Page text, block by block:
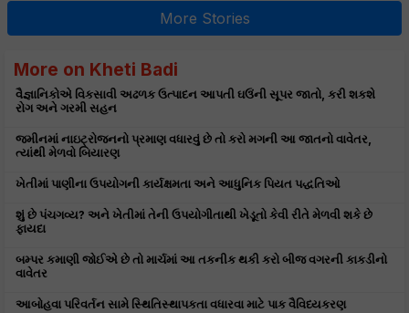
More Stories
More on Kheti Badi
વૈજ્ઞાનિકોએ વિકસાવી અઢળક ઉત્પાદન આપતી ઘઉંની સૂપર જાતો, કરી શકશે
રોગ અને ગરમી સહન
જમીનમાં નાઇટ્રોજનનો પ્રમાણ વધારવું છે તો કરો મગની આ જાતનો વાવેતર,
ત્યાંથી મેળવો બિયારણ
ખેતીમાં પાણીના ઉપયોગની કાર્યક્ષમતા અને આધુનિક પિયત પદ્ધતિઓ
શું છે પંચગવ્ય? અને ખેતીમાં તેની ઉપયોગીતાથી ખેડૂતો કેવી રીતે મેળવી શકે છે
ફાયદા
બમ્પર કમાણી જોઈએ છે તો માર્ચમાં આ તકનીક થકી કરો બીજ વગરની કાકડીનો
વાવેતર
આબોહવા પરિવર્તન સામે સ્થિતિસ્થાપકતા વધારવા માટે પાક વૈવિધ્યકરણ